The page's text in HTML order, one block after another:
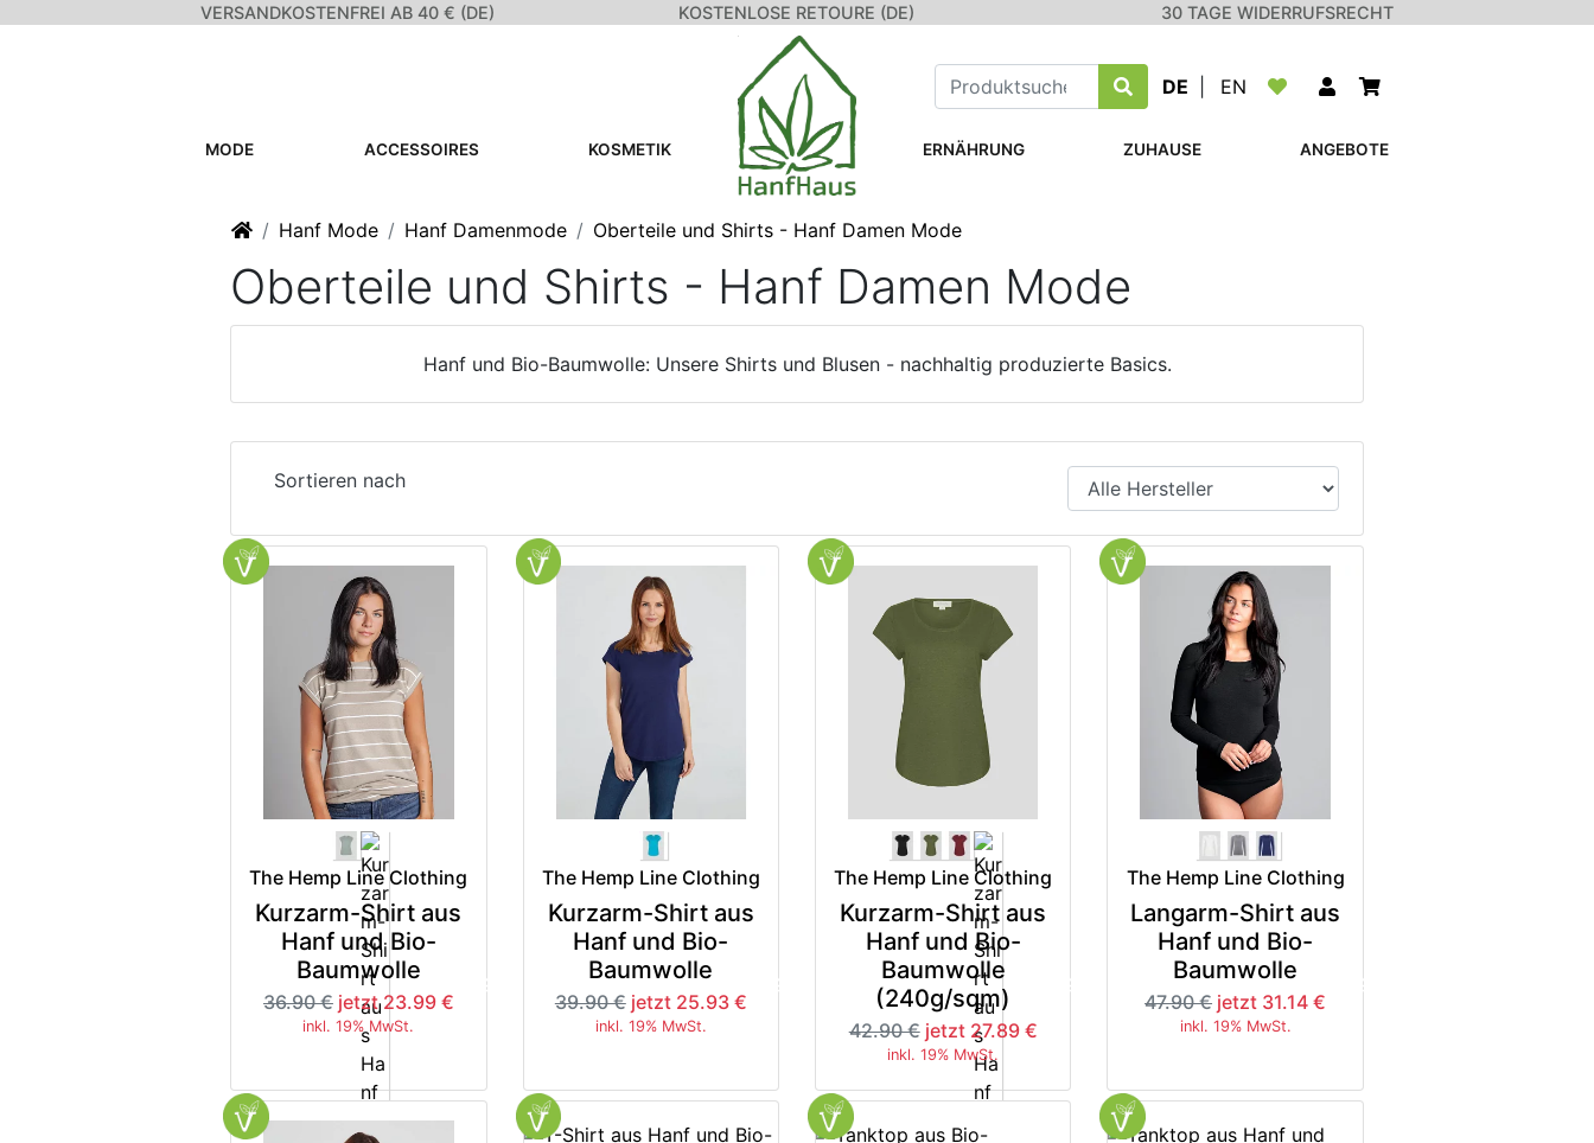
VERSANDKOSTENFREI AB 40 € (DE) KOSTENLOSE RETOURE (DE) 30 TAGE WIDERRUFSRECHT
DE EN
MODE ACCESSOIRES KOSMETIK ERNÄHRUNG ZUHAUSE ANGEBOTE
Startseite
Hanf Mode Hanf Damenmode Oberteile und Shirts - Hanf Damen Mode
Oberteile und Shirts - Hanf Damen Mode
Hanf und Bio-Baumwolle: Unsere Shirts und Blusen - nachhaltig produzierte Basics.
Sortieren nach
The Hemp Line Clothing
Kurzarm-Shirt aus
Hanf und Bio-
Baumwolle
36.90 € jetzt 23.99 €
inkl. 19% MwSt.
-35%
The Hemp Line Clothing
Kurzarm-Shirt aus
Hanf und Bio-
Baumwolle
39.90 € jetzt 25.93 €
inkl. 19% MwSt.
-35%
The Hemp Line Clothing
Kurzarm-Shirt aus
Hanf und Bio-
Baumwolle
(240g/sqm)
42.90 € jetzt 27.89 €
inkl. 19% MwSt.
-35%
The Hemp Line Clothing
Langarm-Shirt aus
Hanf und Bio-
Baumwolle
47.90 € jetzt 31.14 €
inkl. 19% MwSt.
-35%